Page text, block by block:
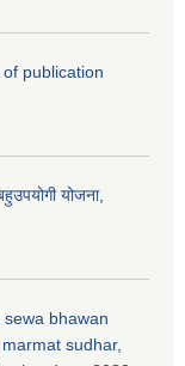
publication
योजना,
bhawan
sudhar,